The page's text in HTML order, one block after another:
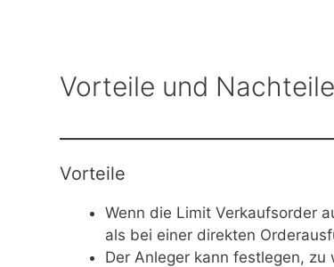
Vorteile und
Vorteile
Wenn die Limit Verkaufsorder
als bei einer direkten
Der Anleger kann festlegen,